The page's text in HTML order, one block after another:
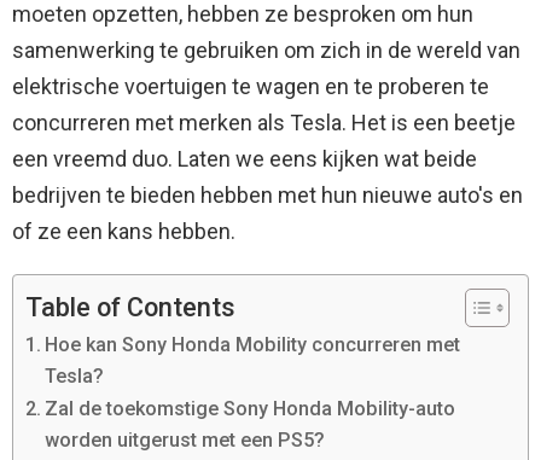
moeten opzetten, hebben ze besproken om hun
samenwerking te gebruiken om zich in de wereld van
elektrische voertuigen te wagen en te proberen te
concurreren met merken als Tesla. Het is een beetje
een vreemd duo. Laten we eens kijken wat beide
bedrijven te bieden hebben met hun nieuwe auto's en
of ze een kans hebben.
Table of Contents
Hoe kan Sony Honda Mobility concurreren met
Tesla?
Zal de toekomstige Sony Honda Mobility-auto
worden uitgerust met een PS5?